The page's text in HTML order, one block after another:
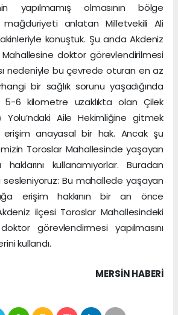
yapılmamış olmasının bölge
mağduriyeti anlatan Milletvekili Ali
konuştuk. Şu anda Akdeniz
doktor görevlendirilmesi
nedeniyle bu çevrede oturan en az
bir sağlık sorunu yaşadığında
5-6 kilometre uzaklıkta olan Çilek
Yolu’ndaki Aile Hekimliğine gitmek
erişim anayasal bir hak. Ancak şu
Toroslar Mahallesinde yaşayan
kullanamıyorlar. Buradan
sesleniyoruz: Bu mahallede yaşayan
erişim hakkının bir an önce
ilçesi Toroslar Mahallesindeki
görevlendirmesi yapılmasını
kullandı.
MERSIN HABERİ